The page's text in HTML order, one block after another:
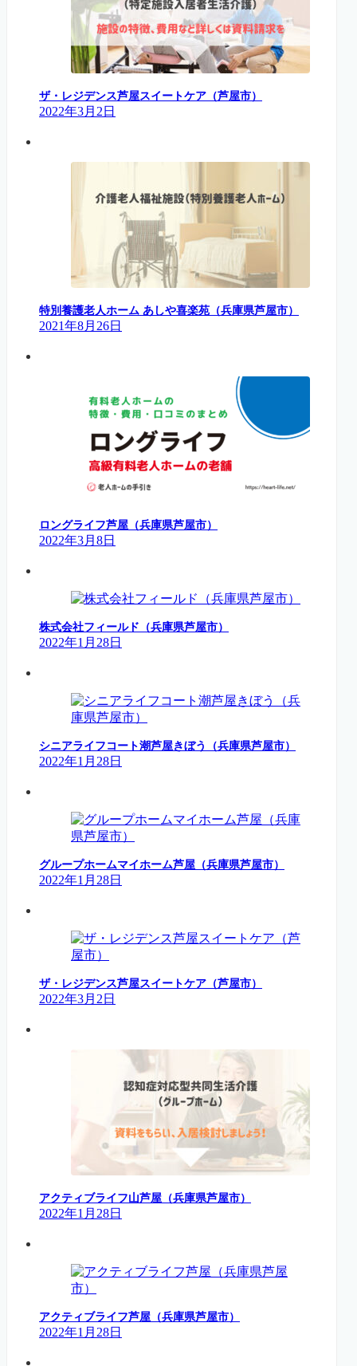
ザ・レジデンス芦屋スイートケア（芦屋市）
2022年3月2日
特別養護老人ホーム あしや喜楽苑（兵庫県芦屋市）
2021年8月26日
ロングライフ芦屋（兵庫県芦屋市）
2022年3月8日
株式会社フィールド（兵庫県芦屋市）
2022年1月28日
シニアライフコート潮芦屋きぼう（兵庫県芦屋市）
2022年1月28日
グループホームマイホーム芦屋（兵庫県芦屋市）
2022年1月28日
ザ・レジデンス芦屋スイートケア（芦屋市）
2022年3月2日
アクティブライフ山芦屋（兵庫県芦屋市）
2022年1月28日
アクティブライフ芦屋（兵庫県芦屋市）
2022年1月28日